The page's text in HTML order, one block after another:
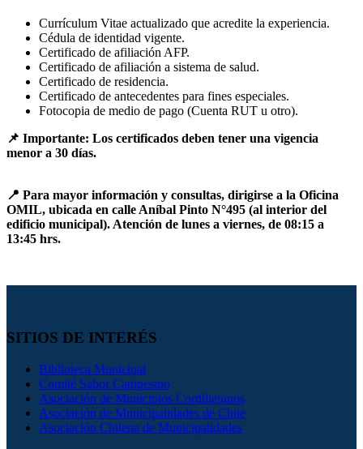
Currículum Vitae actualizado que acredite la experiencia.
Cédula de identidad vigente.
Certificado de afiliación AFP.
Certificado de afiliación a sistema de salud.
Certificado de residencia.
Certificado de antecedentes para fines especiales.
Fotocopia de medio de pago (Cuenta RUT u otro).
📌 Importante: Los certificados deben tener una vigencia
menor a 30 días.
📍 Para mayor información y consultas, dirigirse a la Oficina
OMIL, ubicada en calle Aníbal Pinto N°495 (al interior del
edificio municipal). Atención de lunes a viernes, de 08:15 a
13:45 hrs.
SITIOS DE INTERÉS
Biblioteca Municipal
Comité Sabor Campesino
Asociación de Municipios Cordilleranos
Asociación de Municipalidades de Chile
Asociación Chilena de Municipalidades